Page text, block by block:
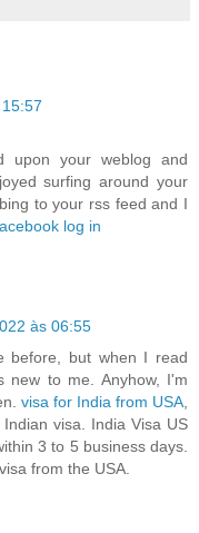
upon your weblog and
surfing around your
to your rss feed and I
log in
às 06:55
before, but when I read
new to me. Anyhow, I'm
visa for India from USA
visa. India Visa US
3 to 5 business days.
from the USA.